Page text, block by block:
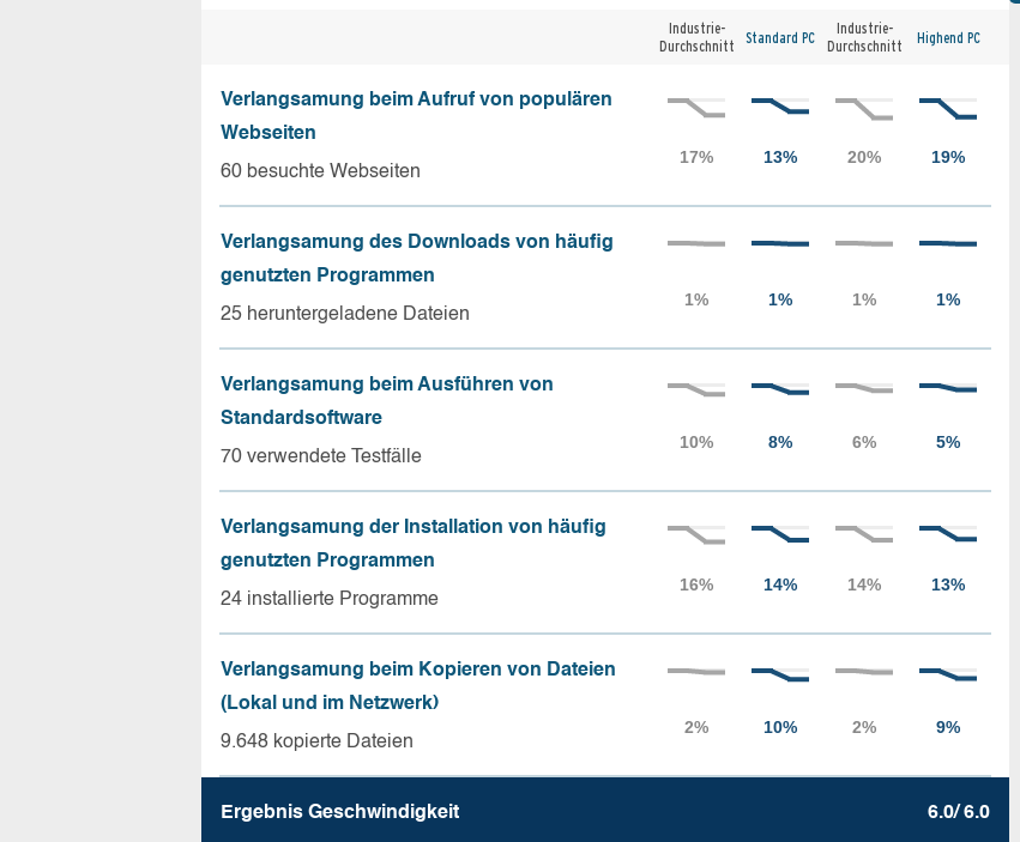
Industrie-
Durchschnitt
Standard PC
Industrie-
Durchschnitt
Highend PC
Verlangsamung beim Aufruf von populären
Webseiten
60 besuchte Webseiten
Verlangsamung des Downloads von häufig
genutzten Programmen
25 heruntergeladene Dateien
Verlangsamung beim Ausführen von
Standardsoftware
70 verwendete Testfälle
Verlangsamung der Installation von häufig
genutzten Programmen
24 installierte Programme
Verlangsamung beim Kopieren von Dateien
(Lokal und im Netzwerk)
9.648 kopierte Dateien
Ergebnis Geschw­indigkeit 6.0/ 6.0